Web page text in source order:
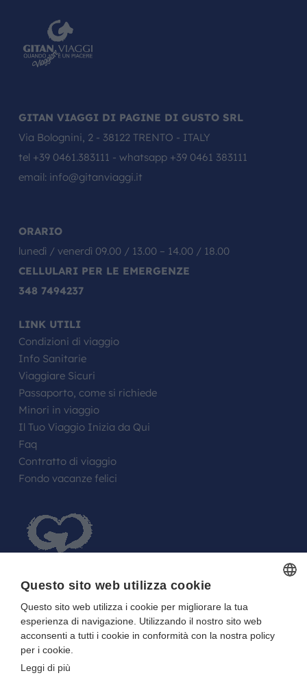
GITAN VIAGGI DI PAGINE DI GUSTO SRL
Via Bolognini, 2 - 38122 TRENTO - ITALY
tel +39 0461.383111 - whatsapp +39 0461 383111
email: info@gitanviaggi.it
ORARIO
lunedì / venerdì 09.00 / 13.00 – 14.00 / 18.00
CELLULARI PER LE EMERGENZE
348 7494237
LINK UTILI
Condizioni di viaggio
Info Sanitarie
Viaggiare Sicuri
Passaporto, come si richiede
Minori in viaggio
Il Tuo Viaggio Inizia da Qui
Faq
Contratto di viaggio
Fondo vacanze felici
FARE UN REGALO AGLI SPOSI O A UN
FESTEGGIATO?
La tua Lista in Viaggio…
Questo sito web utilizza cookie
Questo sito web utilizza i cookie per migliorare la tua
esperienza di navigazione. Utilizzando il nostro sito web
acconsenti a tutti i cookie in conformità con la nostra policy
per i cookie.
Leggi di più